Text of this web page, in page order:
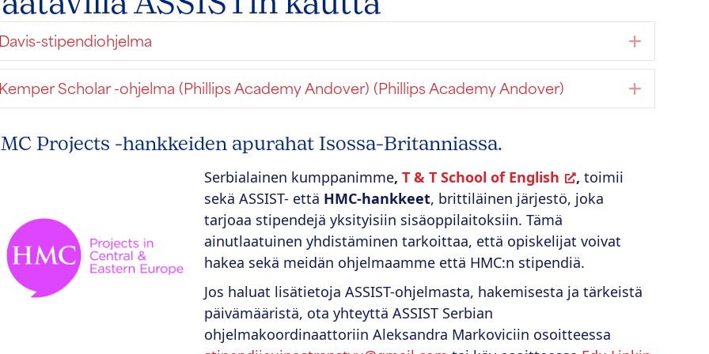
stipendiohjelma
Scholar -ohjelma (Phillips Academy Andover) (Phillips Academy Andover)
Projects -hankkeiden apurahat Isossa-Britanniassa.
Serbialainen kumppanimme,T & T School of English , toimii
sekä ASSIST- että HMC-hankkeet, brittiläinen järjestö, joka
tarjoaa stipendejä yksityisiin sisäoppilaitoksiin. Tämä
ainutlaatuinen yhdistäminen tarkoittaa, että opiskelijat voivat
hakea sekä meidän ohjelmaamme että HMC:n stipendiä.
Jos haluat lisätietoja ASSIST-ohjelmasta, hakemisesta ja tärkeistä
päivämääristä, ota yhteyttä ASSIST Serbian
ohjelmakoordinaattoriin Aleksandra Markoviciin osoitteessa